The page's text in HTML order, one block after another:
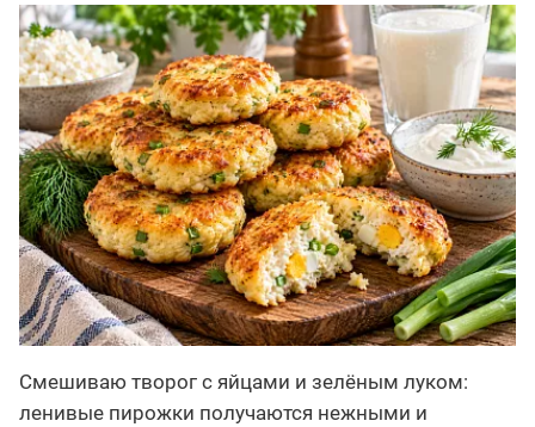
Смешиваю творог с яйцами и зелёным луком:
ленивые пирожки получаются нежными и